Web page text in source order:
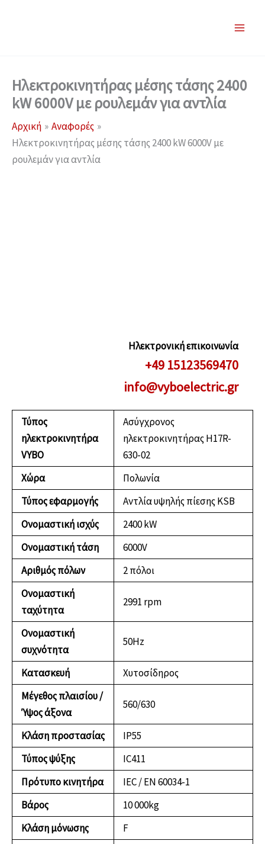
Ηλεκτροκινητήρας μέσης τάσης 2400
kW 6000V με ρουλεμάν για αντλία
Αρχική
Αναφορές
Ηλεκτροκινητήρας μέσης τάσης 2400 kW 6000V με
ρουλεμάν για αντλία
Ηλεκτρονική επικοινωνία
+49 15123569470
info@vyboelectric.gr
Τύπος
ηλεκτροκινητήρα
VYBO
Ασύγχρονος
ηλεκτροκινητήρας H17R-
630-02
Χώρα
Πολωνία
Τύπος εφαρμογής
Αντλία υψηλής πίεσης KSB
Ονομαστική ισχύς
2400 kW
Ονομαστική τάση
6000V
Αριθμός πόλων
2 πόλοι
Ονομαστική
ταχύτητα
2991 rpm
Ονομαστική
συχνότητα
50Hz
Κατασκευή
Χυτοσίδηρος
Μέγεθος πλαισίου /
Ύψος άξονα
560/630
Κλάση προστασίας
IP55
Τύπος ψύξης
IC411
Πρότυπο κινητήρα
IEC / EN 60034-1
Βάρος
10 000kg
Κλάση μόνωσης
F